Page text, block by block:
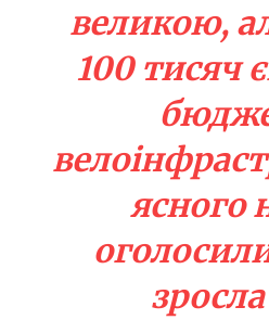
великою,
100 тисяч
ясного